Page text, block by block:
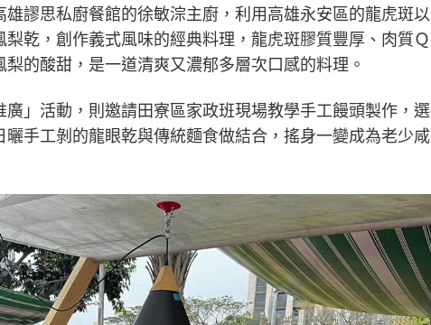
謬思私廚餐館的徐敏淙主廚，利用高雄永安區的龍虎斑以
乾，創作義式風味的經典料理，龍虎斑膠質豐厚、肉質Ｑ
的酸甜，是一道清爽又濃郁多層次口感的料理。
」活動，則邀請田寮區家政班現場教學手工饅頭製作，選
手工剝的龍眼乾與傳統麵食做結合，搖身一變成為老少咸